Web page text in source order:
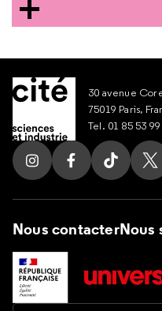
30 avenue
75019 Paris,
Tel. 01 85 53
Suivez nous sur
Suivez nous
Suivez
Nous contacterNous